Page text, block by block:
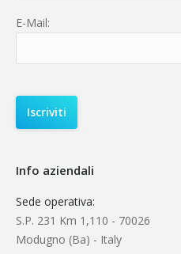
E-Mail:
Info aziendali
Sede operativa:
S.P. 231 Km 1,110 - 70026
Modugno (Ba) - Italy